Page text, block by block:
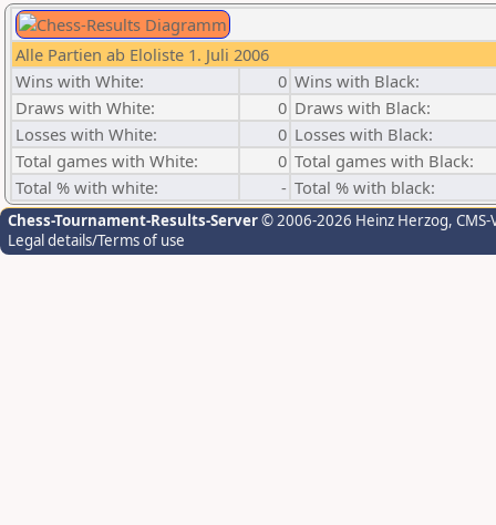
Alle Partien ab Eloliste 1. Juli 2006
Wins with White:
0 Wins with Black:
Draws with White:
0 Draws with Black:
Losses with White:
0 Losses with Black:
Total games with White:
0 Total games with Black:
Total % with white:
- Total % with black:
Chess-Tournament-Results-Server© 2006-2026 Heinz Herzog,
Legal details/Terms of use